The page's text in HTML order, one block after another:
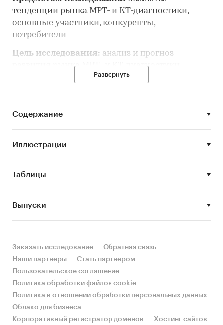
тенденции рынка МРТ- и КТ-диагностики,
основные участники, конкуренты,
потребители
Цель исследования: анализ и прогноз
развития рынка МРТ- и КТ-диагностики
Задачи исследования:
диагностики
рынка МРТ- и КТ-диагностики
МРТ- и КТ-диагностики
• Составление прогноза развития рынка до
Основные блоки исследования:
• Обзор российского рынка МРТ- и КТ-
диагностики
• Конкурентный анализ на рынке МРТ- и КТ-
диагностики в России
• Анализ потребления
Развернуть
Содержание
Иллюстрации
Таблицы
Выпуски
Заказать исследование
Обратная связь
Наши партнеры
Стать партнером
Пользовательское соглашение
Политика обработки файлов cookie
Политика в отношении обработки персональных данных
Облако для бизнеса
Корпоративный регистратор доменов
Хостинг сайтов